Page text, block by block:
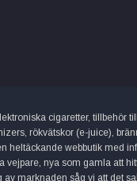
cigaretter, tillbehör
rökvätskor (e-juice),
heltäckande webbutik med
vejpare, nya som gamla att
av marknaden såg vi att det